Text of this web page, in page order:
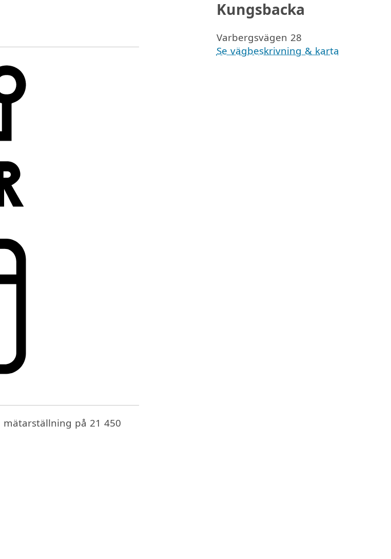
Kungsbacka
Varbergsvägen 28
Se vägbeskrivning & karta
mätarställning på 21 450